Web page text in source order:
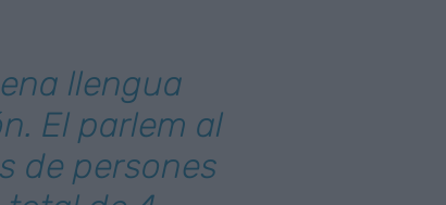
llengua
El parlem al
de persones